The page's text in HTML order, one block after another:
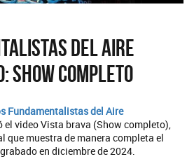
del Aire
show completo
Fundamentalistas del Aire
el video Vista brava (Show completo),
que muestra de manera completa el
en diciembre de 2024.